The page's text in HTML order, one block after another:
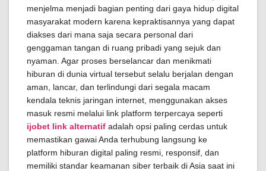
menjelma menjadi bagian penting dari gaya hidup digital
masyarakat modern karena kepraktisannya yang dapat
diakses dari mana saja secara personal dari
genggaman tangan di ruang pribadi yang sejuk dan
nyaman. Agar proses berselancar dan menikmati
hiburan di dunia virtual tersebut selalu berjalan dengan
aman, lancar, dan terlindungi dari segala macam
kendala teknis jaringan internet, menggunakan akses
masuk resmi melalui link platform terpercaya seperti
ijobet link alternatif adalah opsi paling cerdas untuk
memastikan gawai Anda terhubung langsung ke
platform hiburan digital paling resmi, responsif, dan
memiliki standar keamanan siber terbaik di Asia saat ini